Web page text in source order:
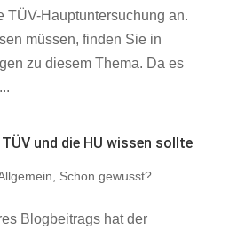
TÜV-Hauptuntersuchung an.
müssen, finden Sie in
zu diesem Thema. Da es
und die HU wissen sollte
Schon gewusst?
Blogbeitrags hat der